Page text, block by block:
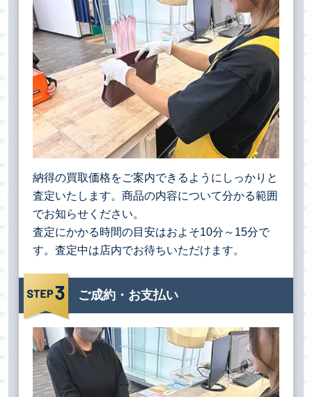
納得の買取価格をご案内できるようにしっかりと
査定いたします。商品の内容について分かる範囲
でお知らせください。
査定にかかる時間の目安はおよそ10分～15分で
す。査定中は店内でお待ちいただけます。
ご成約・お支払い